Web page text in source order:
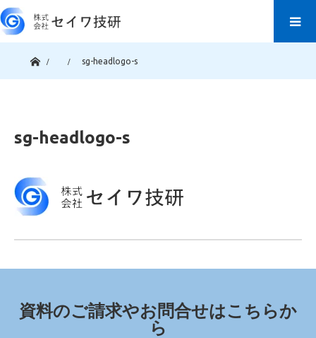
ホーム sg-headlogo-s
sg-headlogo-s
資料のご請求やお問合せはこちらか
ら